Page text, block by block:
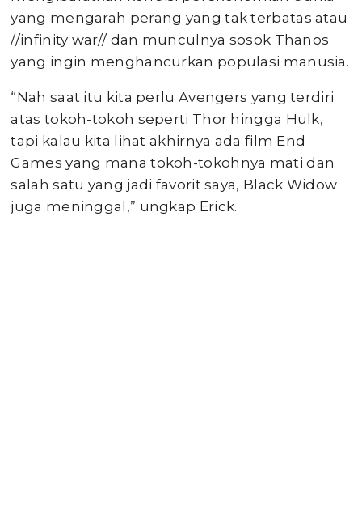
yang mengarah perang yang tak terbatas atau
//infinity war// dan munculnya sosok Thanos
yang ingin menghancurkan populasi manusia.
“Nah saat itu kita perlu Avengers yang terdiri
atas tokoh-tokoh seperti Thor hingga Hulk,
tapi kalau kita lihat akhirnya ada film End
Games yang mana tokoh-tokohnya mati dan
salah satu yang jadi favorit saya, Black Widow
juga meninggal,” ungkap Erick.